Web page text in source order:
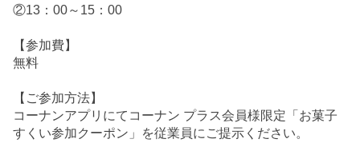
②13：00～15：00
【参加費】
無料
【ご参加方法】
コーナンアプリにてコーナン プラス会員様限定「お菓子
すくい参加クーポン」を従業員にご提示ください。